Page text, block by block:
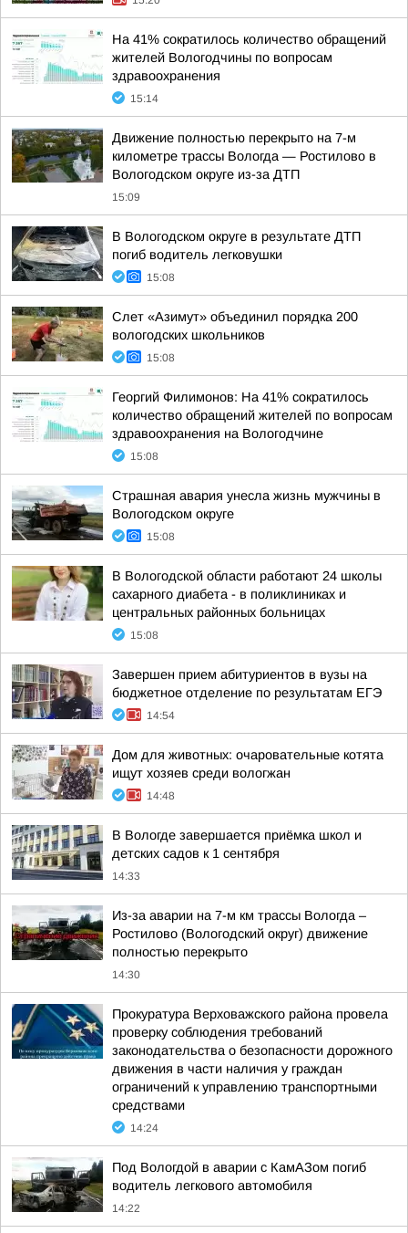
На 41% сократилось количество обращений
жителей Вологодчины по вопросам
здравоохранения
15:14
Движение полностью перекрыто на 7-м
километре трассы Вологда — Ростилово в
Вологодском округе из-за ДТП
15:09
В Вологодском округе в результате ДТП
погиб водитель легковушки
15:08
Слет «Азимут» объединил порядка 200
вологодских школьников
15:08
Георгий Филимонов: На 41% сократилось
количество обращений жителей по вопросам
здравоохранения на Вологодчине
15:08
Страшная авария унесла жизнь мужчины в
Вологодском округе
15:08
В Вологодской области работают 24 школы
сахарного диабета - в поликлиниках и
центральных районных больницах
15:08
Завершен прием абитуриентов в вузы на
бюджетное отделение по результатам ЕГЭ
14:54
Дом для животных: очаровательные котята
ищут хозяев среди вологжан
14:48
В Вологде завершается приёмка школ и
детских садов к 1 сентября
14:33
Из-за аварии на 7-м км трассы Вологда –
Ростилово (Вологодский округ) движение
полностью перекрыто
14:30
Прокуратура Верховажского района провела
проверку соблюдения требований
законодательства о безопасности дорожного
движения в части наличия у граждан
ограничений к управлению транспортными
средствами
14:24
Под Вологдой в аварии с КамАЗом погиб
водитель легкового автомобиля
14:22